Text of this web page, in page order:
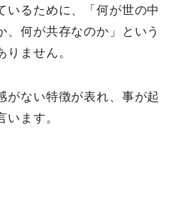
いるために、「何が世の中
、何が共存なのか」という
ません。
がない特徴が表れ、事が起
います。